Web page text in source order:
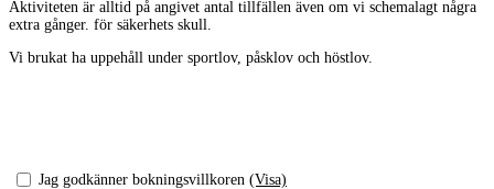
Aktiviteten är alltid på angivet antal tillfällen även om vi schemalagt några
extra gånger. för säkerhets skull.
Vi brukat ha uppehåll under sportlov, påsklov och höstlov.
Jag godkänner bokningsvillkoren (Visa)